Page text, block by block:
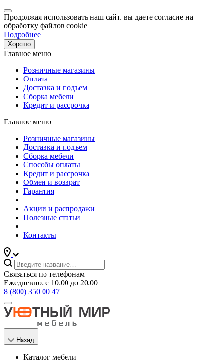
Продолжая использовать наш сайт, вы даете согласие на
обработку файлов cookie.
Подробнее
Хорошо
Главное меню
Розничные магазины
Оплата
Доставка и подъем
Сборка мебели
Кредит и рассрочка
Главное меню
Розничные магазины
Доставка и подъем
Сборка мебели
Способы оплаты
Кредит и рассрочка
Обмен и возврат
Гарантия
Акции и распродажи
Полезные статьи
Контакты
Связаться по телефонам
Ежедневно: с 10:00 до 20:00
8 (800) 350 00 47
Назад
Каталог мебели